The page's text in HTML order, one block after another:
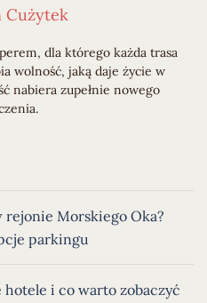
Cużytek
dla którego każda trasa
wolność, jaką daje życie w
nabiera zupełnie nowego
rejonie Morskiego Oka?
parkingu
hotele i co warto zobaczyć